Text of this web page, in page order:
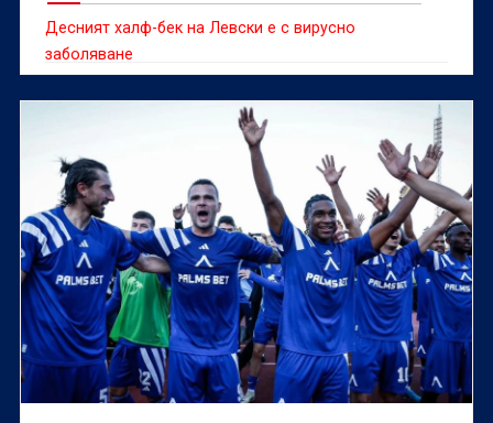
Десният халф-бек на Левски е с вирусно
заболяване